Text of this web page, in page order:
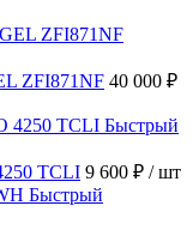
ZFI871NF 40 000 ₽
Быстрый
TCLI 9 600 ₽ / шт
Быстрый